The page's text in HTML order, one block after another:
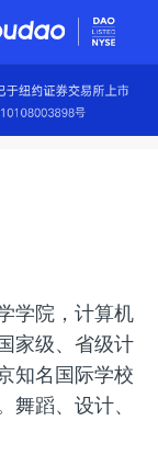
学院，计算机
家级、省级计
知名国际学校
蹈、设计、